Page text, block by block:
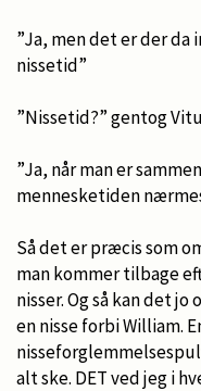
”Ja, men det er der
nissetid”
”Nissetid?” gentog
”Ja, når man er
mennesketiden
Så det er præcis som
man kommer tilbage
nisser. Og så kan det
en nisse forbi William.
alt ske. DET ved jeg i